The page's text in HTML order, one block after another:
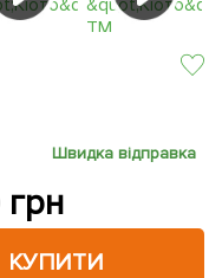
Швидка відправка
грн
КУПИТИ